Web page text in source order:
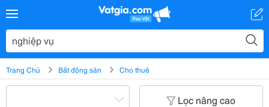
Trang Chủ Bất động sản Cho thuê
Lọc nâng cao